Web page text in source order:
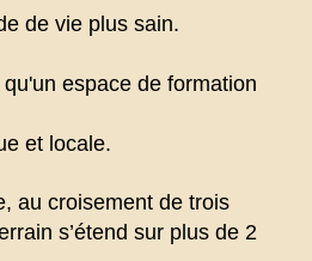
de vie plus sain.
espace de formation
et locale.
au croisement de trois
s’étend sur plus de 2